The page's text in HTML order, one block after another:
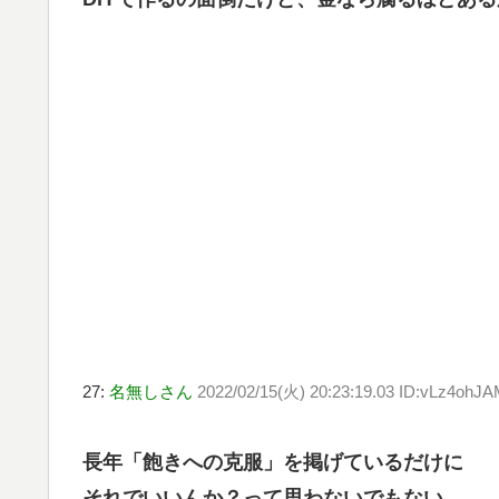
27: 名無しさん 2022/02/15(火) 20:23:19.03
長年「飽きへの克服」を掲げているだけに